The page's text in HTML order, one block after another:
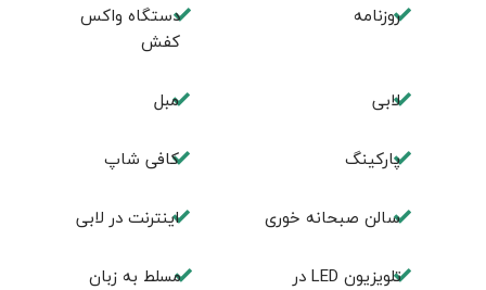
روزنامه
دستگاه واکس
کفش
لابی مبل
پاركينگ كافی شاپ
سالن صبحانه خوری اينترنت در لابی
تلويزيون LED در
مسلط به زبان